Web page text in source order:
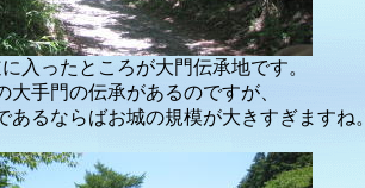
入ったところが大門伝承地です。
大手門の伝承があるのですが、
あるならばお城の規模が大きすぎますね